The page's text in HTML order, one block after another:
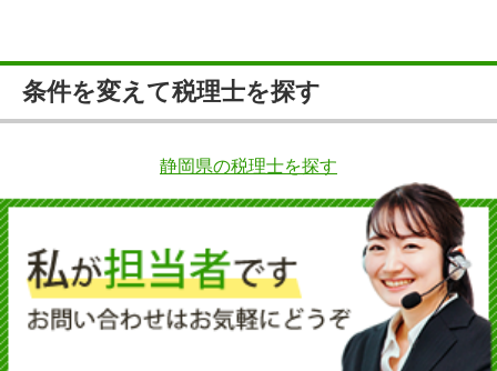
条件を変えて税理士を探す
静岡県の税理士を探す